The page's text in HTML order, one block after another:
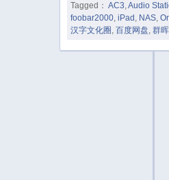
Tagged： AC3,Audio
foobar2000,iPad , NAS,
汉字文化圈 ,百度网盘,群晖